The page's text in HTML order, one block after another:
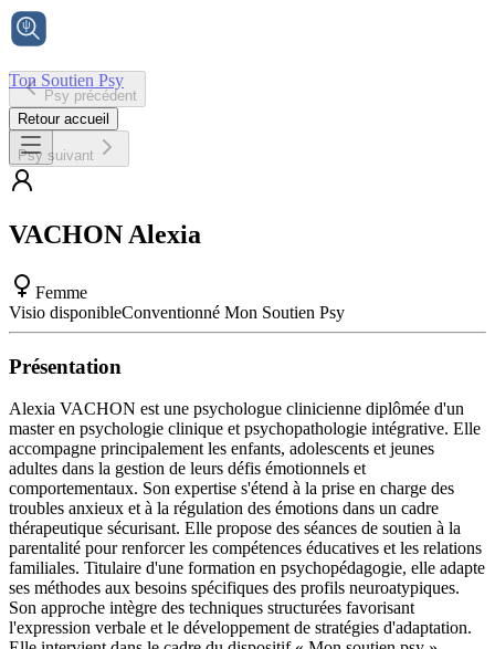
Ton Soutien Psy
Accueil
Psy précédent
Retour accueil
Psy suivant
VACHON Alexia
Femme
Visio disponibleConventionné Mon Soutien Psy
Présentation
Alexia VACHON est une psychologue clinicienne diplômée d'un
master en psychologie clinique et psychopathologie intégrative. Elle
accompagne principalement les enfants, adolescents et jeunes
adultes dans la gestion de leurs défis émotionnels et
comportementaux. Son expertise s'étend à la prise en charge des
troubles anxieux et à la régulation des émotions dans un cadre
thérapeutique sécurisant. Elle propose des séances de soutien à la
parentalité pour renforcer les compétences éducatives et les relations
familiales. Titulaire d'une formation en psychopédagogie, elle adapte
ses méthodes aux besoins spécifiques des profils neuroatypiques.
Son approche intègre des techniques structurées favorisant
l'expression verbale et le développement de stratégies d'adaptation.